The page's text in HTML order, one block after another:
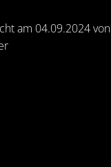
am 04.09.2024 von